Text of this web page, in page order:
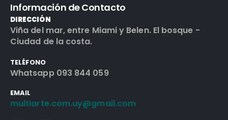
Información de Contacto
DIRECCIÓN
Viña del mar, entre Miami y Belen. El bosque -
Ciudad de la costa.
TELÉFONO
Whatsapp 093 844 059
EMAIL
multiarte.com.uy@gmail.com